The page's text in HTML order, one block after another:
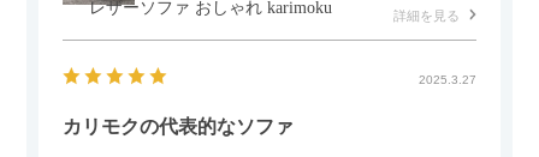
レザーソファ おしゃれ karimoku
詳細を見る
2025.3.27
カリモクの代表的なソファ